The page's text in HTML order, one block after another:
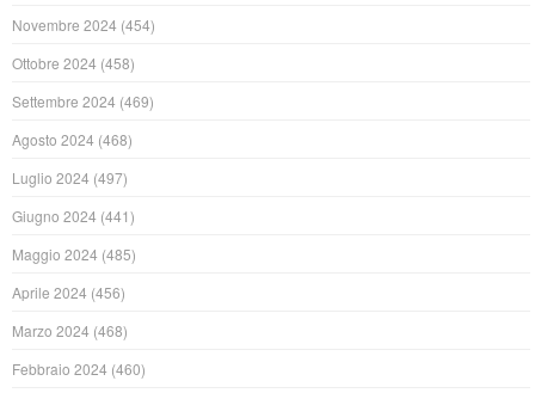
Novembre 2024 (454)
Ottobre 2024 (458)
Settembre 2024 (469)
Agosto 2024 (468)
Luglio 2024 (497)
Giugno 2024 (441)
Maggio 2024 (485)
Aprile 2024 (456)
Marzo 2024 (468)
Febbraio 2024 (460)